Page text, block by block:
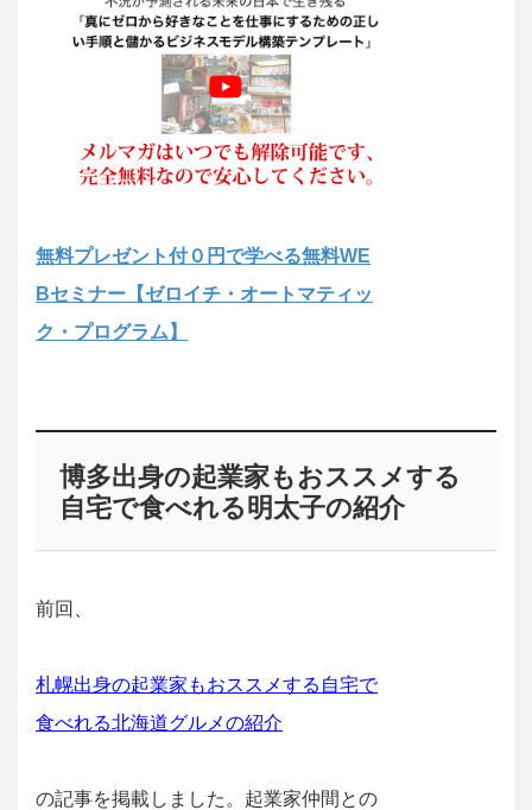
無料プレゼント付０円で学べる無料WE
Bセミナー【ゼロイチ・オートマティッ
ク・プログラム】
博多出身の起業家もおススメする
自宅で食べれる明太子の紹介
前回、
札幌出身の起業家もおススメする自宅で
食べれる北海道グルメの紹介
の記事を掲載しました。起業家仲間との